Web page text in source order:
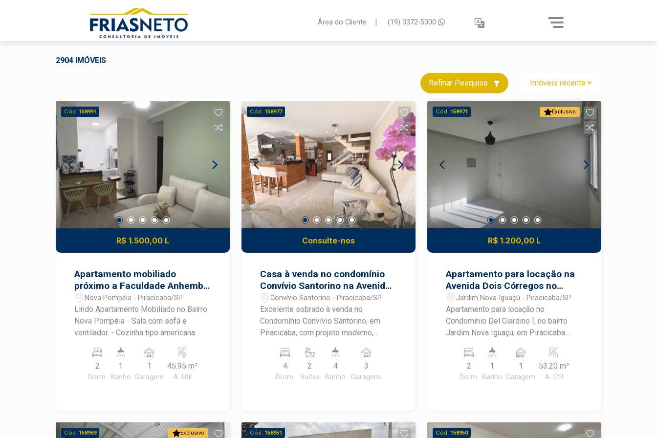
Área do Cliente | (19) 3372-5000
2904 IMÓVEIS
Refinar Pesquisa
Cód. 158991
R$ 1.500,00 L
Apartamento mobiliado
próximo a Faculdade Anhembi
Morumbi
Nova Pompéia - Piracicaba/SP
Lindo Apartamento Mobiliado no Bairro
Nova Pompéia - Sala com sofá e
ventilador. - Cozinha tipo americana
máquina de lavar e armários planejados.
- Banheiro com box e gabinete. -
Dormitório 1: Cama de casal, armário
2
Dorm.
1
Banho
1
Garagem
45.95 m²
A. Útil
Cód. 158977
Consulte-nos
Casa à venda no condomínio
Convívio Santorino na Avenida
Dois Córregos em Piracicaba
Convívio Santorino - Piracicaba/SP
Excelente sobrado à venda no
Condomínio Convívio Santorino, em
Piracicaba, com projeto moderno,
distribuição dos espaços. Localizado
em uma das regiões de maior
crescimento da cidade, o imóvel reúne
segurança, praticidade e qualidade de
4
Dorm.
2
Suítes
4
Banho
3
Garagens
Exclusivo
Cód. 158971
R$ 1.200,00 L
Apartamento para locação na
Avenida Dois Córregos no
condomínio Del Giardino I em
Piracicaba
Jardim Nova Iguaçú - Piracicaba/SP
Apartamento para locação no
Condomínio Del Giardino I, no bairro
Jardim Nova Iguaçu, em Piracicaba.
aproveitamento dos espaços e
infraestrutura completa de condomínio,
este imóvel oferece conforto,
Dormitórios com armários planejados -
2
Dorm.
1
Banho
1
Garagem
53.20 m²
A. Útil
Exclusivo
Cód. 158969 Cód. 158951 Cód. 158950